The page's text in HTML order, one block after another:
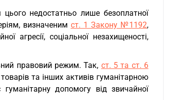
недостатньо лише безоплатної
визначеним ст. 1 Закону №1192,
агресії, соціальної незахищеності,
правовий режим. Так, ст. 5 та ст. 6
та інших активів гуманітарною
допомогу від звичайної